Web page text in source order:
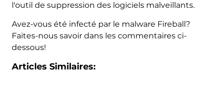
l'outil de suppression des logiciels malveillants.
Avez-vous été infecté par le malware Fireball?
Faites-nous savoir dans les commentaires ci-
dessous!
Articles Similaires: